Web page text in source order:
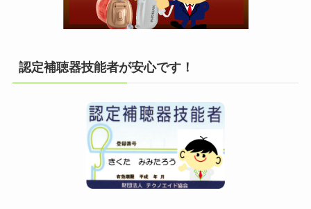
認定補聴器技能者が安心です！